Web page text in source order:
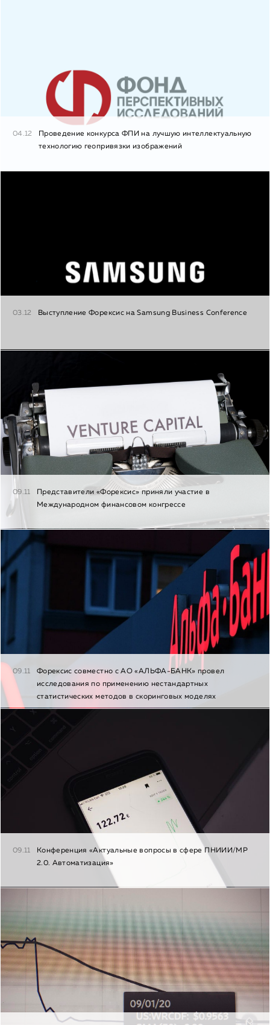
04.12
Проведение конкурса ФПИ на лучшую интеллектуальную
технологию геопривязки изображений
03.12 Выступление Форексис на Samsung Business Conference
09.11
Представители «Форексис» приняли участие в
Международном финансовом конгрессе
09.11
Форексис совместно с АО «АЛЬФА-БАНК» провел
исследования по применению нестандартных
статистических методов в скоринговых моделях
09.11
Конференция «Актуальные вопросы в сфере ПНИИИ/МР
2.0. Автоматизация»